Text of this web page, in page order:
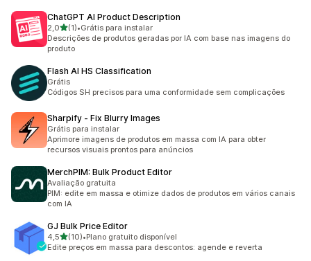
ChatGPT AI Product Description
2,0de 5 estrelas
(1)
1 avaliações ao todo
•Grátis para instalar
Descrições de produtos geradas por IA com base nas imagens do
produto
Flash AI HS Classification
Grátis
Códigos SH precisos para uma conformidade sem complicações
Sharpify ‑ Fix Blurry Images
Grátis para instalar
Aprimore imagens de produtos em massa com IA para obter
recursos visuais prontos para anúncios
MerchPIM: Bulk Product Editor
Avaliação gratuita
PIM: edite em massa e otimize dados de produtos em vários canais
com IA
GJ Bulk Price Editor
4,5de 5 estrelas
(10)
10 avaliações ao todo
•Plano gratuito disponível
Edite preços em massa para descontos: agende e reverta